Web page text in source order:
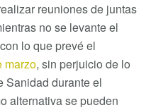
reuniones de juntas
no se levante el
lo que prevé el
marzo, sin perjuicio de lo
Sanidad durante el
alternativa se pueden